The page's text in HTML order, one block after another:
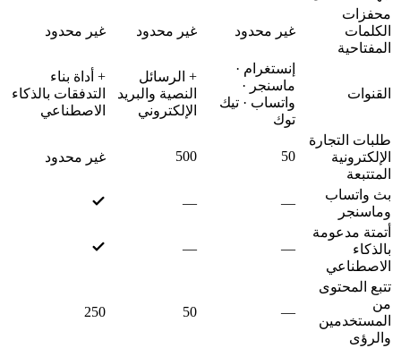
محفزات
الكلمات
المفتاحية
غير محدود غير محدود غير محدود
القنوات
إنستغرام ·
ماسنجر ·
واتساب · تيك
توك
+ الرسائل
النصية والبريد
الإلكتروني
+ أداة بناء
التدفقات بالذكاء
الاصطناعي
طلبات التجارة
الإلكترونية
المتتبعة
50
500 غير محدود
بث واتساب
وماسنجر
—
—
أتمتة مدعومة
بالذكاء
الاصطناعي
—
—
تتبع المحتوى
من
المستخدمين
والرؤى
—
50
250